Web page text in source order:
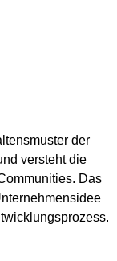
der
versteht die
Das